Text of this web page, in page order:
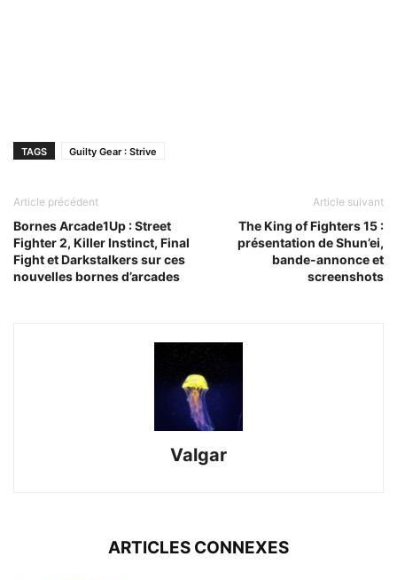
TAGS Guilty Gear : Strive
Article précédent
Bornes Arcade1Up : Street
Fighter 2, Killer Instinct, Final
Fight et Darkstalkers sur ces
nouvelles bornes d’arcades
Article suivant
The King of Fighters 15 :
présentation de Shun’ei,
bande-annonce et
screenshots
Valgar
ARTICLES CONNEXES